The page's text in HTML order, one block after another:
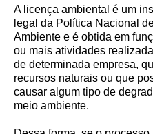
A licença ambiental é um
legal da Política Nacional
Ambiente e é obtida em
ou mais atividades
de determinada empresa,
recursos naturais ou que
causar algum tipo de
meio ambiente.